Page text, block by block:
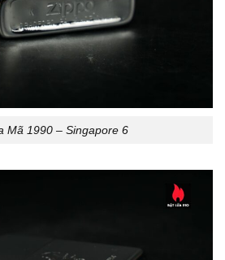
Mã 1990 – Singapore 6